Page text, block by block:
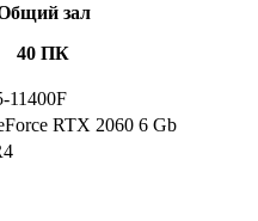
зал
40 ПК
11400F
RTX 2060 6 Gb